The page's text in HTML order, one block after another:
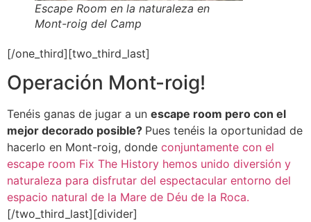
Escape Room en la naturaleza en
Mont-roig del Camp
[/one_third][two_third_last]
Operación Mont-roig!
Tenéis ganas de jugar a un escape room pero con el
mejor decorado posible? Pues tenéis la oportunidad de
hacerlo en Mont-roig, donde conjuntamente con el
escape room Fix The History hemos unido diversión y
naturaleza para disfrutar del espectacular entorno del
espacio natural de la Mare de Déu de la Roca.
[/two_third_last][divider]